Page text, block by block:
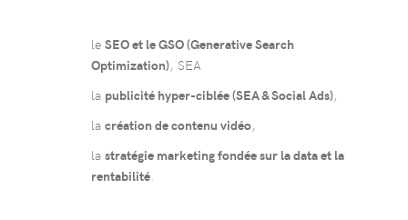
le SEO et le GSO (Generative Search
Optimization), SEA
la publicité hyper-ciblée (SEA & Social Ads),
la création de contenu vidéo,
la stratégie marketing fondée sur la data et la
rentabilité.